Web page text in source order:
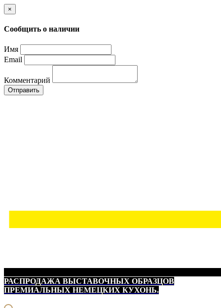
×
Сообщить о наличии
Имя
Email
Комментарий
Отправить
РАСПРОДАЖА ВЫСТАВОЧНЫХ ОБРАЗЦОВ
ПРЕМИАЛЬНЫХ НЕМЕЦКИХ КУХОНЬ.